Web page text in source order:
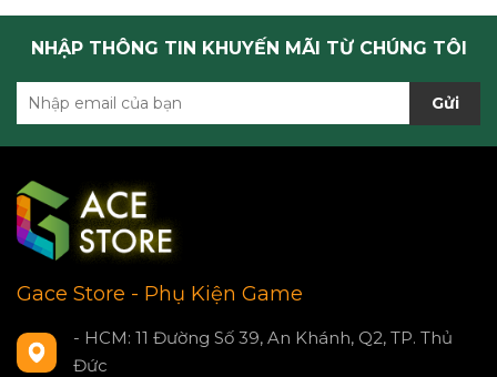
NHẬP THÔNG TIN KHUYẾN MÃI TỪ CHÚNG TÔI
Gửi
Gace Store - Phụ Kiện Game
- HCM: 11 Đường Số 39, An Khánh, Q2, TP. Thủ
Đức